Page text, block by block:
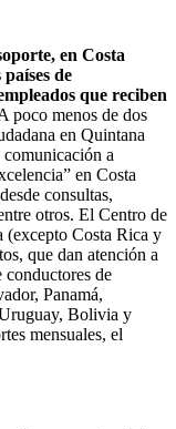
en Costa
de
que reciben
poco menos de dos
en Quintana
a
en Costa
consultas,
otros. El Centro de
(excepto Costa Rica y
que dan atención a
de
Panamá,
Bolivia y
mensuales, el